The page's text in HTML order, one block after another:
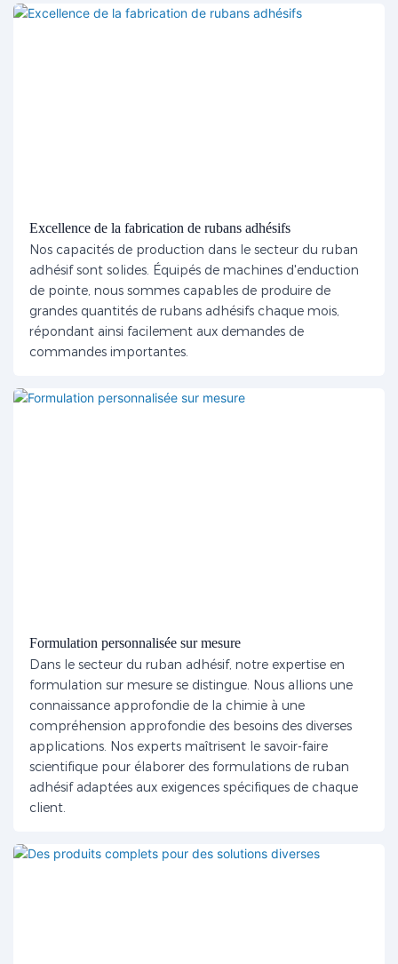
Excellence de la fabrication de rubans adhésifs
Nos capacités de production dans le secteur du ruban
adhésif sont solides. Équipés de machines d'enduction
de pointe, nous sommes capables de produire de
grandes quantités de rubans adhésifs chaque mois,
répondant ainsi facilement aux demandes de
commandes importantes.
Formulation personnalisée sur mesure
Dans le secteur du ruban adhésif, notre expertise en
formulation sur mesure se distingue. Nous allions une
connaissance approfondie de la chimie à une
compréhension approfondie des besoins des diverses
applications. Nos experts maîtrisent le savoir-faire
scientifique pour élaborer des formulations de ruban
adhésif adaptées aux exigences spécifiques de chaque
client.